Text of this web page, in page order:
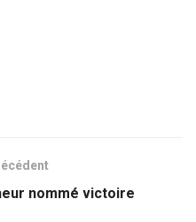
nommé victoire